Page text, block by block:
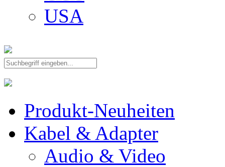
USA
Produkt-Neuheiten
Kabel & Adapter
Audio & Video